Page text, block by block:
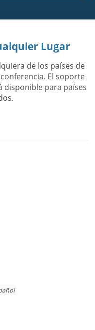
Lugar
de los países de
El soporte
disponible para países